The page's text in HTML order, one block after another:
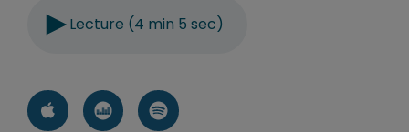
Lecture (4 min 5 sec)